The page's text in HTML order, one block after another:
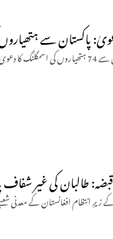
پاکستان سے
افغان وزارتِ دفاع کی جانب سے پاکستان
طالبان کی غیر
زیرِ انتظام افغانستان کے معدنی